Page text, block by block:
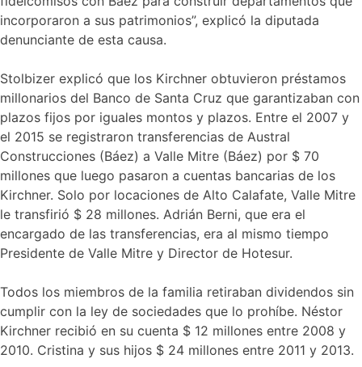
incorporaron a sus patrimonios”, explicó la diputada
denunciante de esta causa.
Stolbizer explicó que los Kirchner obtuvieron préstamos
millonarios del Banco de Santa Cruz que garantizaban con
plazos fijos por iguales montos y plazos. Entre el 2007 y
el 2015 se registraron transferencias de Austral
Construcciones (Báez) a Valle Mitre (Báez) por $ 70
millones que luego pasaron a cuentas bancarias de los
Kirchner. Solo por locaciones de Alto Calafate, Valle Mitre
le transfirió $ 28 millones. Adrián Berni, que era el
encargado de las transferencias, era al mismo tiempo
Presidente de Valle Mitre y Director de Hotesur.
Todos los miembros de la familia retiraban dividendos sin
cumplir con la ley de sociedades que lo prohíbe. Néstor
Kirchner recibió en su cuenta $ 12 millones entre 2008 y
2010. Cristina y sus hijos $ 24 millones entre 2011 y 2013.